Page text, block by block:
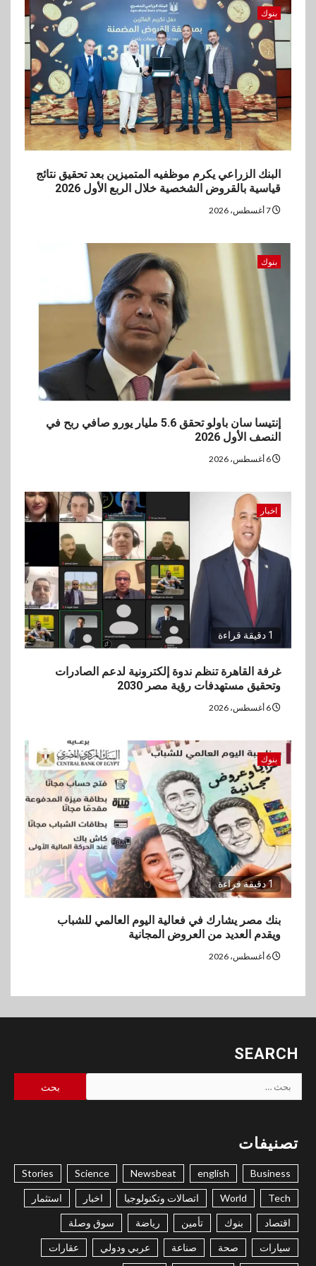
غرفة القاهرة تنظم ندوة إلكترونية
لدعم الصادرات وتحقيق
مستهدفات رؤية مصر 2030
بنوك
بنك مصر يشارك في فعالية اليوم
العالمي للشباب ويقدم العديد من
العروض المجانية
5
بنوك
بنوك
البنك الزراعي يكرم موظفيه المتميزين بعد تحقيق نتائج
قياسية بالقروض الشخصية خلال الربع الأول 2026
بنوك
إنتيسا سان باولو تحقق 5.6 مليار يورو صافي ربح في
النصف الأول 2026
اخبار
1 دقيقة قراءة
غرفة القاهرة تنظم ندوة إلكترونية لدعم الصادرات
وتحقيق مستهدفات رؤية مصر 2030
بنوك
1 دقيقة قراءة
بنك مصر يشارك في فعالية اليوم العالمي للشباب
ويقدم العديد من العروض المجانية
SEARCH
البحث
عن:
تصنيفات
Business
english
Newsbeat
Science
Stories
Tech
World اتصالات وتكنولوجيا اخبار استثمار
اقتصاد بنوك تأمين رياضة سوق وصلة
سيارات صحة صناعة عربي ودولي عقارات